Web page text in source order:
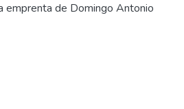
emprenta de Domingo Antonio